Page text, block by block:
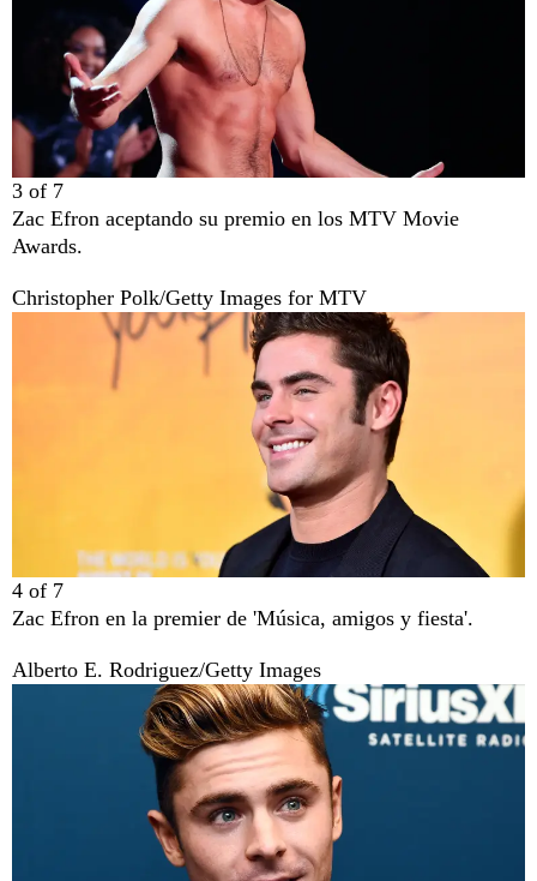
3 of 7
Zac Efron aceptando su premio en los MTV Movie
Awards.
Christopher Polk/Getty Images for MTV
4 of 7
Zac Efron en la premier de 'Música, amigos y fiesta'.
Alberto E. Rodriguez/Getty Images